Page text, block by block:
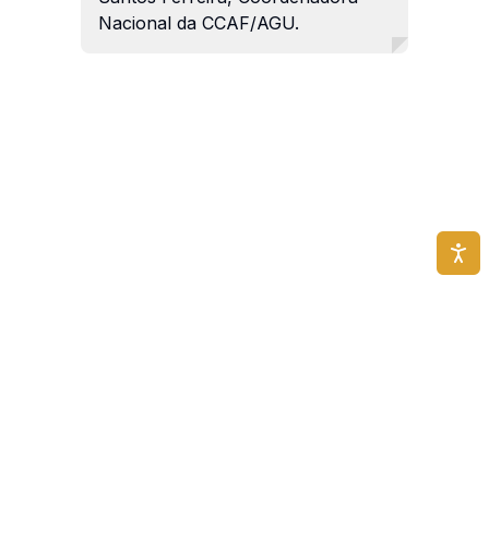
Nacional da CCAF/AGU.